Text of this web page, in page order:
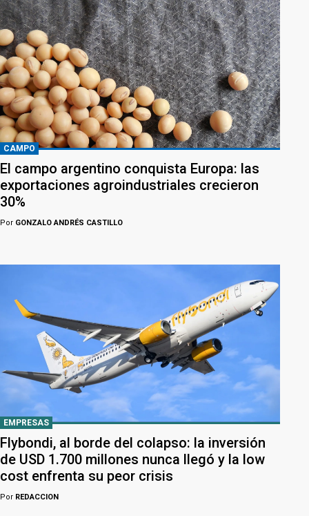
CAMPO
El campo argentino conquista Europa: las
exportaciones agroindustriales crecieron
30%
Por GONZALO ANDRÉS CASTILLO
EMPRESAS
Flybondi, al borde del colapso: la inversión
de USD 1.700 millones nunca llegó y la low
cost enfrenta su peor crisis
Por REDACCION